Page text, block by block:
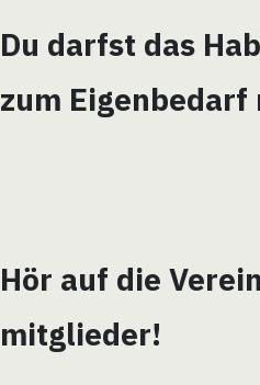
Du darfst das
zum Eigenbedarf
Hör auf die
mitglieder!